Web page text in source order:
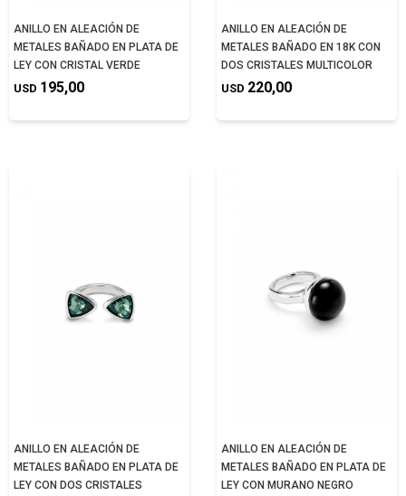
ANILLO EN ALEACIÓN DE
METALES BAÑADO EN PLATA DE
LEY CON CRISTAL VERDE
USD 195,00
ANILLO EN ALEACIÓN DE
METALES BAÑADO EN 18K CON
DOS CRISTALES MULTICOLOR
USD 220,00
ANILLO EN ALEACIÓN DE
METALES BAÑADO EN PLATA DE
LEY CON DOS CRISTALES
ANILLO EN ALEACIÓN DE
METALES BAÑADO EN PLATA DE
LEY CON MURANO NEGRO